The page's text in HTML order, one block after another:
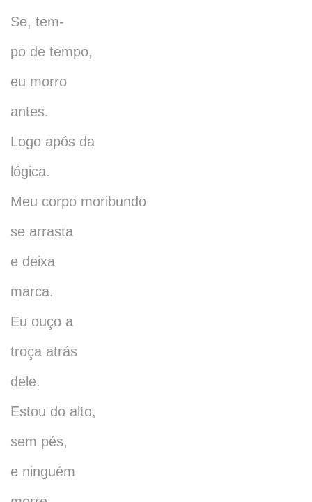
Se, tem-
po de tempo,
eu morro
antes.
Logo após da
lógica.
Meu corpo moribundo
se arrasta
e deixa
marca.
Eu ouço a
troça atrás
dele.
Estou do alto,
sem pés,
e ninguém